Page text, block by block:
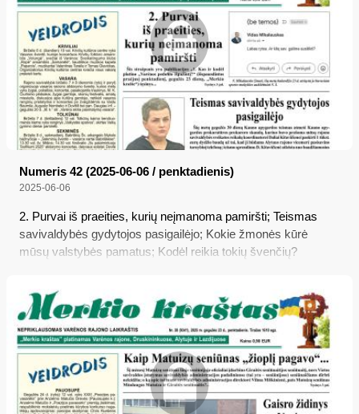
Numeris 42 (2025-06-06 / penktadienis)
2025-06-06
2. Purvai iš praeities, kurių neįmanoma pamiršti; Teismas
savivaldybės gydytojos pasigailėjo; Kokie žmonės kūrė
mūsų valstybės pamatus; Kodėl reikia tokių švenčių?